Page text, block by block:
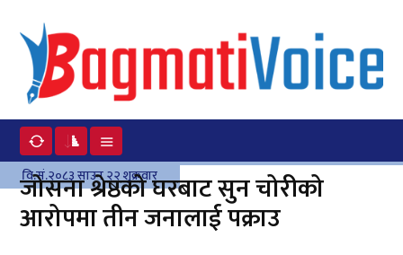
वि.सं.२०८३ साउन २२ शुक्रवार
जोसना श्रेष्ठको घरबाट सुन चोरीको
आरोपमा तीन जनालाई पक्राउ